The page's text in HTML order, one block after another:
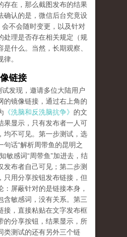
存在，那么截图发布的结果
确认的是，微信后台究竟设
会不会随时变更，以及针对
处理是否存在相关规定（规
什么。当然，长期观察、
。
链接
发现，邀请多位大陆用户
的镜像链接，通过右上角的
《洗脑和反洗脑抗争》 的文
果显示，只有发布者一人可
均不可见。第一步测试，选
句话“解析周带鱼的昆明之
敏感词“周带鱼”加进去，结
发布者自己可见；第二步测
只用分享按钮发布链接，但
：屏蔽针对的是链接本身，
含敏感词，没有关系。第三
接，直接粘贴在文字发布框
的分享按钮，结果显示，所
类测试的还有另外三个链